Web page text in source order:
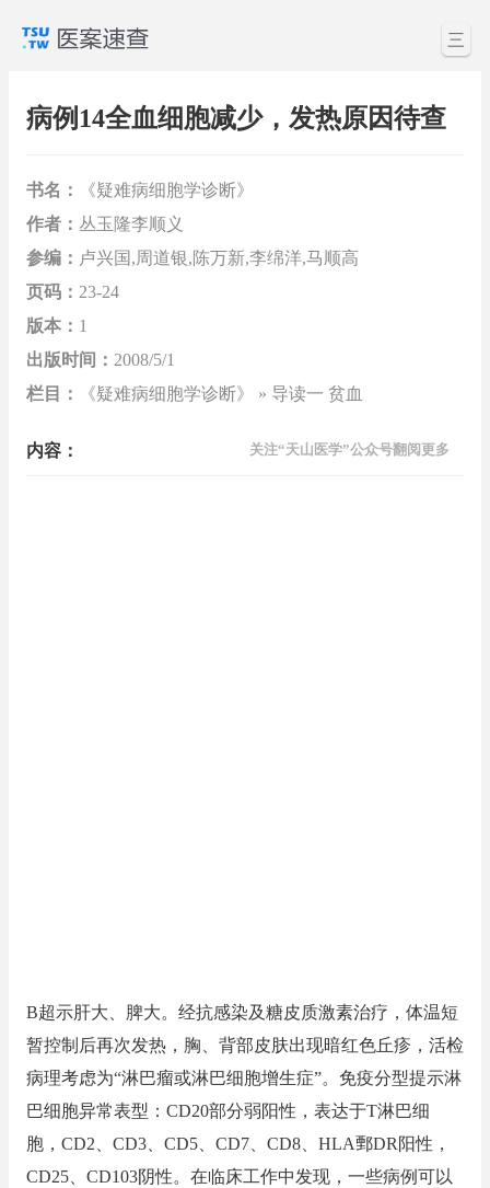
三
病例14全血细胞减少，发热原因待查
书名：
《疑难病细胞学诊断》
作者： 丛玉隆李顺义
参编： 卢兴国,周道银,陈万新,李绵洋,马顺高
页码： 23-24
版本： 1
出版时间： 2008/5/1
栏目：
《疑难病细胞学诊断》 » 导读一 贫血
内容： 关注“天山医学”公众号翻阅更多
B超示肝大、脾大。经抗感染及糖皮质激素治疗，体温短
暂控制后再次发热，胸、背部皮肤出现暗红色丘疹，活检
病理考虑为“淋巴瘤或淋巴细胞增生症”。免疫分型提示淋
巴细胞异常表型：CD20部分弱阳性，表达于T淋巴细
胞，CD2、CD3、CD5、CD7、CD8、HLA鄄DR阳性，
CD25、CD103阴性。在临床工作中发现，一些病例可以